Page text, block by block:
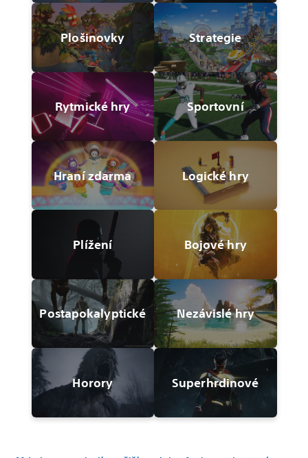
Plošinovky Strategie
Rytmické hry Sportovní
Hraní zdarma Logické hry
Plížení Bojové hry
Postapokalyptické Nezávislé hry
Horory Superhrdinové